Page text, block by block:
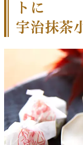
トに
宇治抹茶